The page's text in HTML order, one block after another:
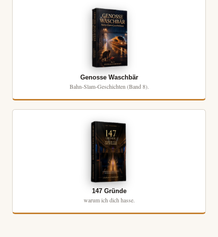
Genosse Waschbär
Bahn-Slam-Geschichten (Band 8).
147 Gründe
warum ich dich hasse.